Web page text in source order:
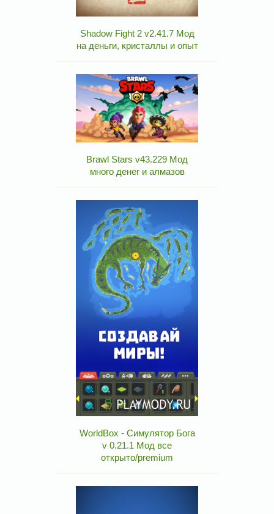
Shadow Fight 2 v2.41.7 Мод
на деньги, кристаллы и опыт
Brawl Stars v43.229 Мод
много денег и алмазов
WorldBox - Симулятор Бога
v 0.21.1 Мод все
открыто/premium